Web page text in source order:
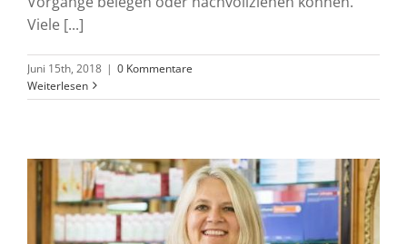
Viele [...]
Juni 15th, 2018 | 0 Kommentare
Weiterlesen